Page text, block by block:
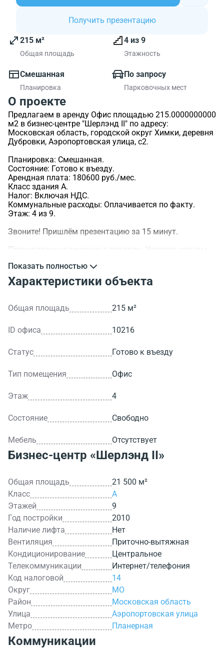
Получить презентацию
215 м²
Общая площадь
4 из 9
Этажность
Смешанная
Планировка
По запросу
Парковочных мест
О проекте
Предлагаем в аренду Офис площадью 215.0000000000
м2 в бизнес-центре "Шерлэнд II" по адресу:
Московская область, городской округ Химки, деревня
Дубровки, Аэропортовская улица, с2.
Планировка: Смешанная.
Состояние: Готово к въезду.
Арендная плата: 180600 руб./мес.
Класс здания A.
Налог: Включая НДС.
Коммунальные расходы: Оплачивается по факту.
Этаж: 4 из 9.
Звоните! Пришлём презентацию за 15 минут.
Планировочное решение в подарок. Условия аренды
>ID объекта - 10216.
Показать полностью
Характеристики объекта
Общая площадь 215 м²
ID офиса 10216
Статус Готово к въезду
Тип помещения Офис
Этаж 4
Состояние Свободно
Мебель Отсутствует
Бизнес-центр «Шерлэнд II»
Общая площадь
21 500 м²
Класс
A
Этажей
9
Год постройки
2010
Наличие лифта
Нет
Вентиляция
Приточно-вытяжная
Кондиционирование
Центральное
Телекоммуникации
Интернет/телефония
Код налоговой
14
Округ
МО
Район
Московская область
Улица
Аэропортовская улица
Метро
Планерная
Коммуникации